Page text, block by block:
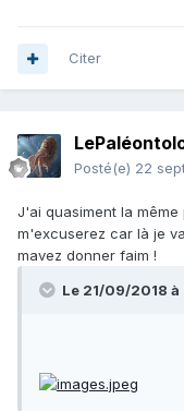
Citer
Posté(e) 22
J'ai quasiment la
m'excuserez car là je
mavez donner faim !
Le 21/09/2018 à